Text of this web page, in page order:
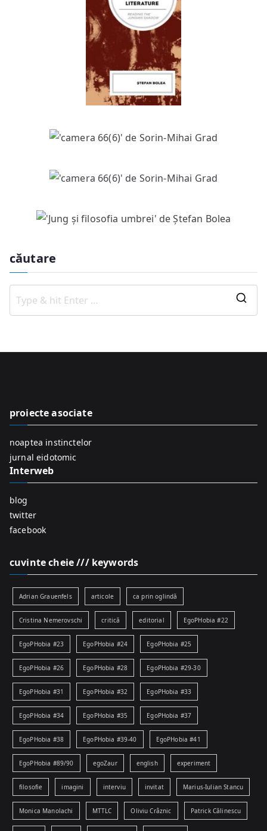
căutare
o
proiecte asociate
noaptea instinctelor
jurnal eidotomic
Interweb
blog
twitter
facebook
cuvinte cheie /// keywords
Adrian Grauenfels articole ca prin oglindă
Cristina Nemerovschi critică editorial EgoPHobia #22
EgoPHobia #23 EgoPHobia #24 EgoPHobia #25
EgoPHobia #26 EgoPHobia #28 EgoPHobia #29-30
EgoPHobia #31 EgoPHobia #32 EgoPHobia #33
EgoPHobia #34 EgoPHobia #35 EgoPHobia #37
EgoPHobia #38 EgoPHobia #39-40 EgoPHobia #41
EgoPHobia #89/90 egoZaur english experiment
filosofie imagini interviu invitat Marius-Iulian Stancu
Monica Manolachi MTTLC Oliviu Crâznic Patrick Călinescu